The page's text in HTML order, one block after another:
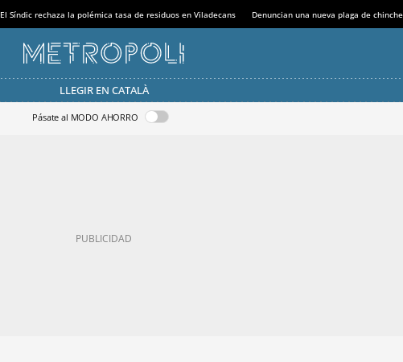
El Síndic rechaza la polémica tasa de residuos en Viladecans Denuncian una nueva plaga de
LLEGIR EN CATALÀ
Pásate al MODO AHORRO